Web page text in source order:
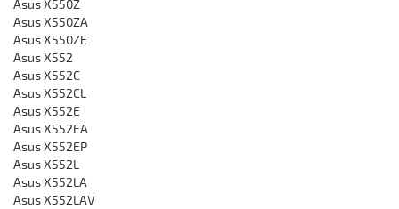
Asus X550Z
Asus X550ZA
Asus X550ZE
Asus X552
Asus X552C
Asus X552CL
Asus X552E
Asus X552EA
Asus X552EP
Asus X552L
Asus X552LA
Asus X552LAV